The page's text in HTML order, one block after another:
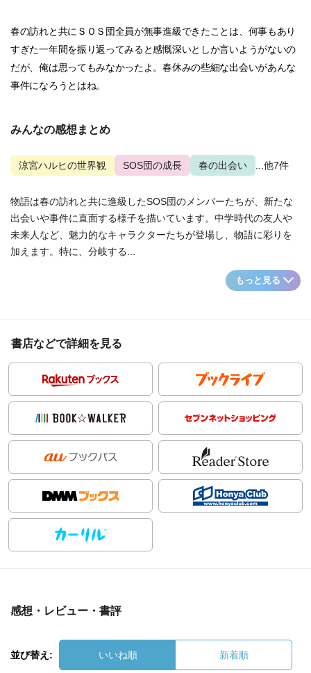
春の訪れと共にＳＯＳ団全員が無事進級できたことは、何事もあり
すぎた一年間を振り返ってみると感慨深いとしか言いようがないの
だが、俺は思ってもみなかったよ。春休みの些細な出会いがあんな
事件になろうとはね。
みんなの感想まとめ
涼宮ハルヒの世界観 SOS団の成長 春の出会い ...他7件
物語は春の訪れと共に進級したSOS団のメンバーたちが、新たな
出会いや事件に直面する様子を描いています。中学時代の友人や
未来人など、魅力的なキャラクターたちが登場し、物語に彩りを
加えます。特に、分岐する...
もっと見る
書店などで詳細を見る
感想・レビュー・書評
並び替え: いいね順 新着順